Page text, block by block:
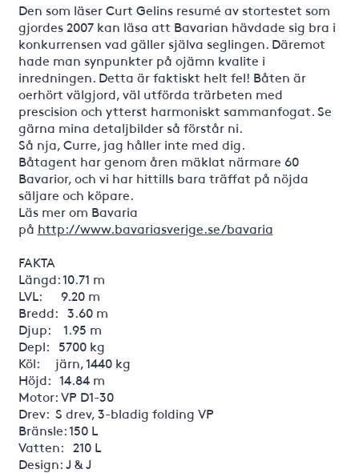
Den som läser Curt Gelins resumé av stortestet som
gjordes 2007 kan läsa att Bavarian hävdade sig bra i
konkurrensen vad gäller själva seglingen. Däremot
hade man synpunkter på ojämn kvalite i
inredningen. Detta är faktiskt helt fel! Båten är
oerhört välgjord, väl utförda trärbeten med
prescision och ytterst harmoniskt sammanfogat. Se
gärna mina detaljbilder så förstår ni.
Så nja, Curre, jag håller inte med dig.
Båtagent har genom åren mäklat närmare 60
Bavarior, och vi har hittills bara träffat på nöjda
säljare och köpare.
Läs mer om Bavaria
på http://www.bavariasverige.se/bavaria
FAKTA
Längd: 10.71 m
LVL: 9.20 m
Bredd: 3.60 m
Djup: 1.95 m
Depl: 5700 kg
Köl: järn, 1440 kg
Höjd: 14.84 m
Motor: VP D1-30
Drev: S drev, 3-bladig folding VP
Bränsle: 150 L
Vatten: 210 L
Design: J & J